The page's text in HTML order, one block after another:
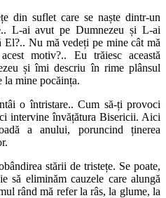
din suflet care se naște dintr-un
L-ai avut pe Dumnezeu și L-ai
Nu mă vedeți pe mine cât mă
motiv?.. Eu trăiesc această
și îmi descriu în rime plânsul
la mine pocăința.
o întristare.. Cum să-ți provoci
intervine învățătura Bisericii. Aici
a anului, poruncind ținerea
stării de tristețe. Se poate,
să eliminăm cauzele care alungă
rând mă refer la râs, la glume, la